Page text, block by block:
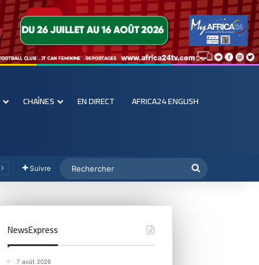
CHAÎNES EN DIRECT AFRICA24 ENGLISH
Suivre
NewsExpress
7 août 2026